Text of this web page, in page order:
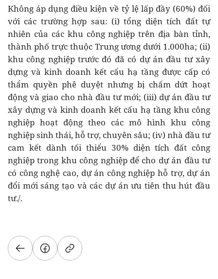
Không áp dụng điều kiện về tỷ lệ lấp đầy (60%) đối
với các trường hợp sau: (i) tổng diện tích đất tự
nhiên của các khu công nghiệp trên địa bàn tỉnh,
thành phố trực thuộc Trung ương dưới 1.000ha; (ii)
khu công nghiệp trước đó đã có dự án đầu tư xây
dựng và kinh doanh kết cấu hạ tầng được cấp có
thẩm quyền phê duyệt nhưng bị chấm dứt hoạt
động và giao cho nhà đầu tư mới; (iii) dự án đầu tư
xây dựng và kinh doanh kết cấu hạ tầng khu công
nghiệp hoạt động theo các mô hình khu công
nghiệp sinh thái, hỗ trợ, chuyên sâu; (iv) nhà đầu tư
cam kết dành tối thiểu 30% diện tích đất công
nghiệp trong khu công nghiệp để cho dự án đầu tư
có công nghệ cao, dự án công nghiệp hỗ trợ, dự án
đổi mới sáng tạo và các dự án ưu tiên thu hút đầu
tư./.